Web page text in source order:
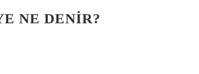
NE DENIR?